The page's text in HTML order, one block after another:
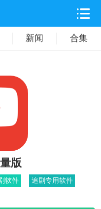
新闻 合集
旅游出行
时尚购物
版
软件
追剧专用软件